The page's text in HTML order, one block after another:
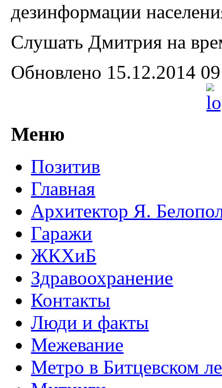
дезинформации
Слушать Дмитрия на
Обновлено 15.12.2014
Меню
Позитив
Главная
Архитектор Я.
Гаражи
ЖКХиБ
Здравоохранение
Контакты
Люди и факты
Межевание
Метро в Битцевском